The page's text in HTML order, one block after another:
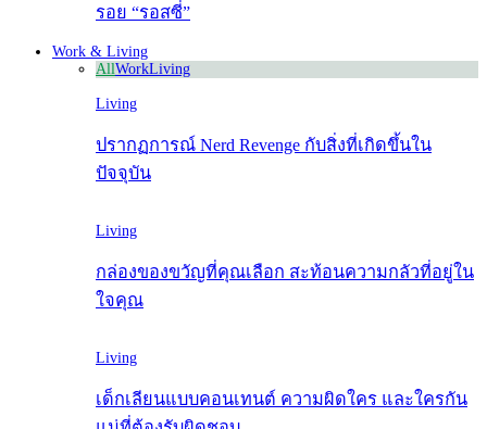
รอย “รอสซี่”
Work & Living
AllWorkLiving
Living
ปรากฏการณ์ Nerd Revenge กับสิ่งที่เกิดขึ้นใน
ปัจจุบัน
Living
กล่องของขวัญที่คุณเลือก สะท้อนความกลัวที่อยู่ใน
ใจคุณ
Living
เด็กเลียนแบบคอนเทนต์ ความผิดใคร และใครกัน